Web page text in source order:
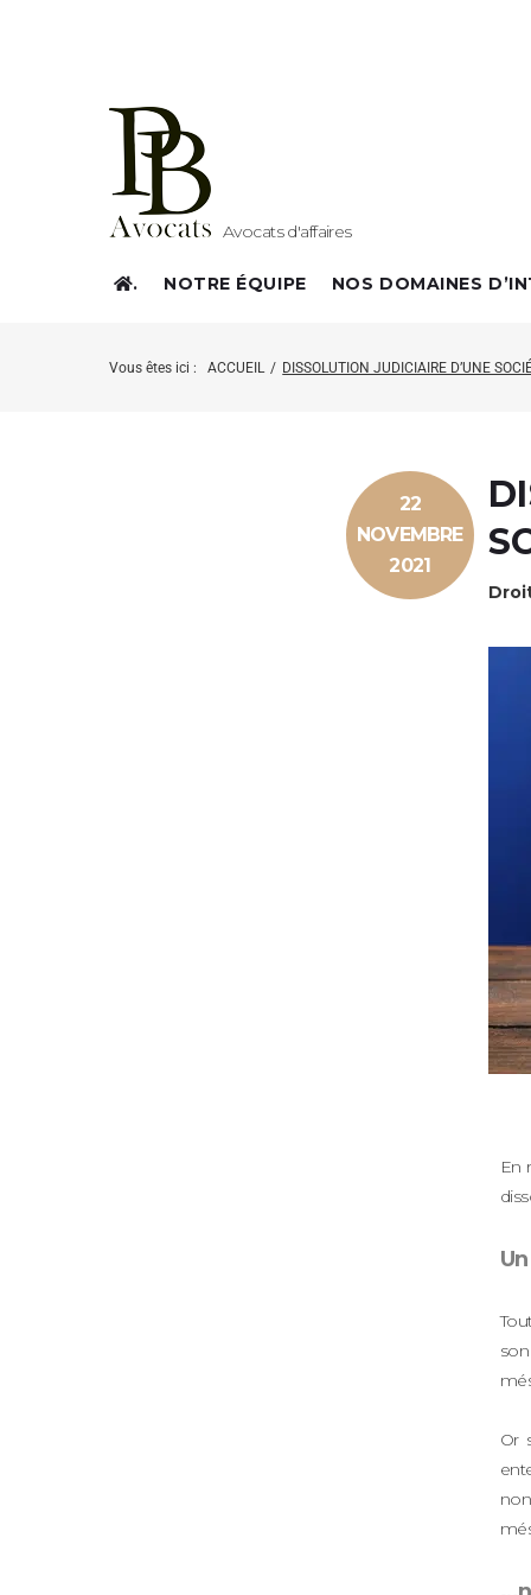
Avocats d'affaires
. NOTRE ÉQUIPE NOS DOMAINES
Vous êtes ici : ACCUEIL / DISSOLUTION JUDICIAIRE D’UNE
22
NOVEMBRE
2021
En
Or